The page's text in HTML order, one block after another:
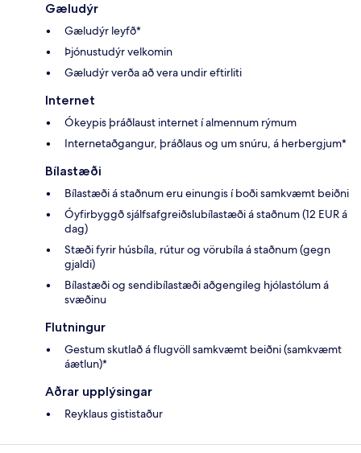
Gæludýr
Gæludýr leyfð*
Þjónustudýr velkomin
Gæludýr verða að vera undir eftirliti
Internet
Ókeypis þráðlaust internet í almennum rýmum
Internetaðgangur, þráðlaus og um snúru, á herbergjum*
Bílastæði
Bílastæði á staðnum eru einungis í boði samkvæmt beiðni
Óyfirbyggð sjálfsafgreiðslubílastæði á staðnum (12 EUR á
dag)
Stæði fyrir húsbíla, rútur og vörubíla á staðnum (gegn
gjaldi)
Bílastæði og sendibílastæði aðgengileg hjólastólum á
svæðinu
Flutningur
Gestum skutlað á flugvöll samkvæmt beiðni (samkvæmt
áætlun)*
Aðrar upplýsingar
Reyklaus gististaður